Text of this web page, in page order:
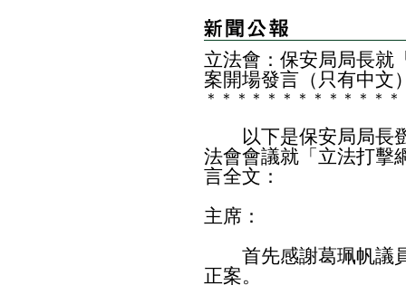
立法會：保安局局長就
案開場發言（只有中文
＊ ＊ ＊ ＊ ＊ ＊ ＊ ＊ ＊ ＊ ＊ ＊ ＊
以下是保安局局長鄧
法會會議就「立法打擊
言全文：
主席：
首先感謝葛珮帆議員
正案。